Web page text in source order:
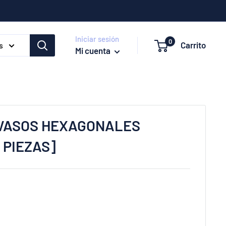
Iniciar sesión
Mi cuenta
0 Carrito
HEXAGONALES
PIEZAS]